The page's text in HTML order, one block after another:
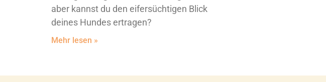
aber kannst du den eifersüchtigen Blick
deines Hundes ertragen?
Mehr lesen »